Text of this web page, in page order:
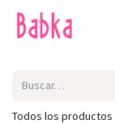
Todos los productos